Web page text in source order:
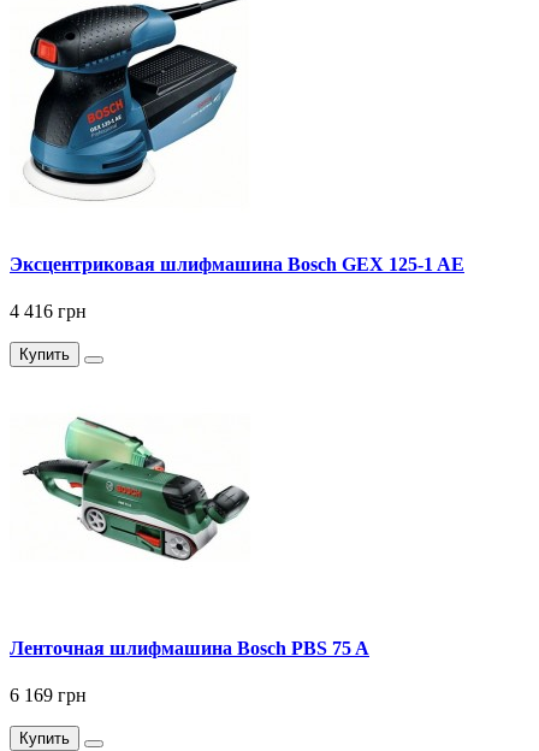
Эксцентриковая шлифмашина Bosch GEX 125-1 AE
4 416 грн
Купить
Ленточная шлифмашина Bosch PBS 75 A
6 169 грн
Купить